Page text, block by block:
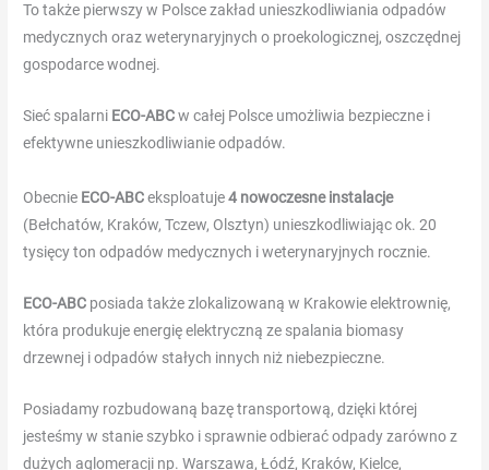
download
Ethereum:
Het
accepteert
een
groot
aan
betalingskeuzes,
netjes
onder
de
financiÃ«le
To także pierwszy w Polsce zakład unieszkodliwiania odpadów
medycznych oraz weterynaryjnych o proekologicznej, oszczędnej
gospodarce wodnej.
Sieć spalarni ECO-ABCw całej Polsce umożliwia bezpieczne i
efektywne unieszkodliwianie odpadów.
Obecnie ECO-ABCeksploatuje4 nowoczesne instalacje
(Bełchatów, Kraków, Tczew, Olsztyn) unieszkodliwiając ok. 20
tysięcy ton odpadów medycznych i weterynaryjnych rocznie.
ECO-ABC posiada także zlokalizowaną w Krakowie elektrownię,
która produkuje energię elektryczną ze spalania biomasy
drzewnej i odpadów stałych innych niż niebezpieczne.
Posiadamy rozbudowaną bazę transportową, dzięki której
jesteśmy w stanie szybko i sprawnie odbierać odpady zarówno z
dużych aglomeracji np. Warszawa, Łódź, Kraków, Kielce,